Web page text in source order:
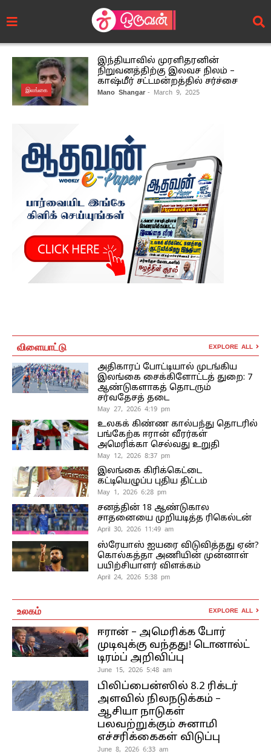
இலங்கை
இந்தியாவில் முரளிதரனின்
நிறுவனத்திற்கு இலவச நிலம் –
காஷ்மீர் சட்டமன்றத்தில் சர்ச்சை
Mano Shangar - March 9, 2025
விளையாட்டு EXPLORE ALL
அதிகாரப் போட்டியால் முடங்கிய
இலங்கை சைக்கிளோட்டத் துறை: 7
ஆண்டுகளாகத் தொடரும்
சர்வதேசத் தடை
May 27, 2026 4:19 pm
உலகக் கிண்ண கால்பந்து தொடரில்
பங்கேற்க ஈரான் வீரர்கள்
அமெரிக்கா செல்வது உறுதி
May 12, 2026 8:37 pm
இலங்கை கிரிக்கெட்டை
கட்டியெழுப்ப புதிய திட்டம்
May 1, 2026 6:28 pm
சனத்தின் 18 ஆண்டுகால
சாதனையை முறியடித்த ரிகெல்டன்
April 30, 2026 11:49 am
ஸ்ரேயாஸ் ஐயரை விடுவித்தது ஏன்?
கொல்கத்தா அணியின் முன்னாள்
பயிற்சியாளர் விளக்கம்
April 24, 2026 5:38 pm
உலகம் EXPLORE ALL
ஈரான் – அமெரிக்க போர்
முடிவுக்கு வந்தது! டொனால்ட்
டிரம்ப் அறிவிப்பு
June 15, 2026 5:48 am
பிலிப்பைன்ஸில் 8.2 ரிக்டர்
அளவில் நிலநடுக்கம் –
ஆசியா நாடுகள்
பலவற்றுக்கும் சுனாமி
எச்சரிக்கைகள் விடுப்பு
June 8, 2026 6:33 am